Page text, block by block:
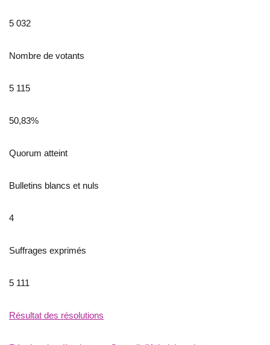
5 032
Nombre de votants
5 115
50,83%
Quorum atteint
Bulletins blancs et nuls
4
Suffrages exprimés
5 111
Résultat des résolutions